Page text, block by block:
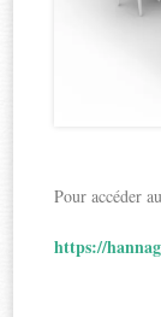
Pour accéder
https://